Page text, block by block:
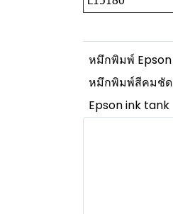
หมึกพิมพ์ Epson
หมึกพิมพ์สีคมชัด
Epson ink tank